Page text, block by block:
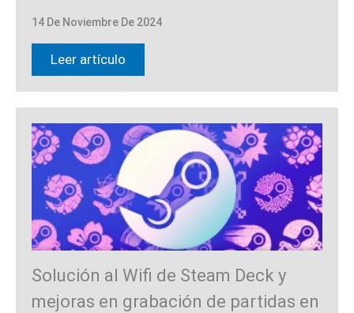
14 De Noviembre De 2024
Leer artículo
Solución al Wifi de Steam Deck y
mejoras en grabación de partidas en